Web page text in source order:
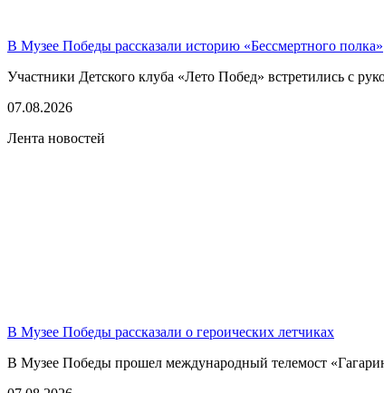
В Музее Победы рассказали историю «Бессмертного полка»
Участники Детского клуба «Лето Побед» встретились с
07.08.2026
Лента новостей
В Музее Победы рассказали о героических летчиках
В Музее Победы прошел международный телемост